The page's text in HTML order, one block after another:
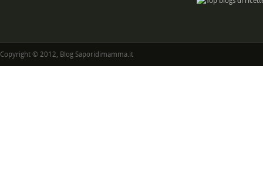
Copyright © 2012, Blog Saporidimamma.it